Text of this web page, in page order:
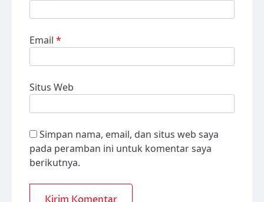
Email *
Situs Web
Simpan nama, email, dan situs web saya
pada peramban ini untuk komentar saya
berikutnya.